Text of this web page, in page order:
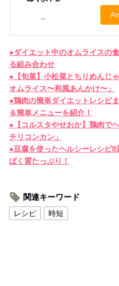
●ダイエット中のオムライスの
る組み合わせ
●【旬菜】小松菜とちりめんじ
オムライス〜和風あんかけ〜」
●鶏肉の簡単ダイエットレシピ
＆簡単メニューを紹介！
●【コルスタやせおか】鶏肉で
チリコンカン」
●豆腐を使ったヘルシーレシピ
ぱく質たっぷり！
関連キーワード
レシピ
時短